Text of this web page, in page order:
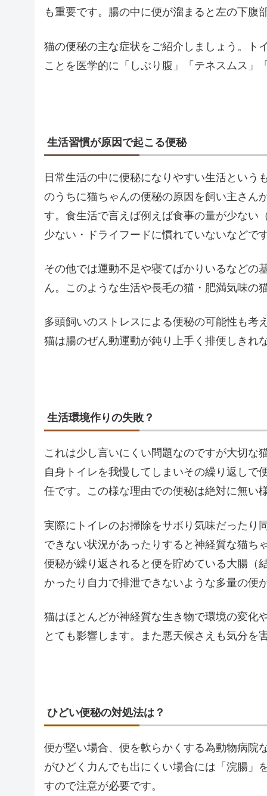
も重要です。腸の中に便が溜まると左の下腹
猫の便秘の主な症状をご紹介しましょう。ト
ことを医学的に「しぶり腹」「テネスムス」
生活習慣が原因で起こる便秘
日常生活の中に便秘になりやすい生活という
のうちに猫ちゃんの便秘の原因を飼い主さん
す。食生活で言えば例えば食事の量が少ない
少ない・ドライフードに慣れていないなどで
その他では運動不足や寝てばかりいるなどの
ん。このような生活や長毛の猫・肥満気味の
多頭飼いのストレスによる便秘の可能性も考
猫は腸のぜん動運動が鈍り上手く排便しきれ
生活環境作りの失敗？
これは少し言いにくい問題なのですが大切な
自身トイレを我慢してしまいその繰り返しで
任です。この様な理由での便秘は絶対に無い
実際にトイレのお掃除をサボり気味だったり
できない状況があったりすると神経質な猫ち
便秘が繰り返されると便を貯めている大腸（
かったり自力で排泄できないような多量の便
猫はほとんどが神経質な生き物で環境の変化
とても影響します。また悪天候さえも気分を
ひどい便秘の対処法は？
便が堅い場合、便を軟らかくする為動物病院
がひどく力んでも出にくい場合には「浣腸」
すので注意が必要です。